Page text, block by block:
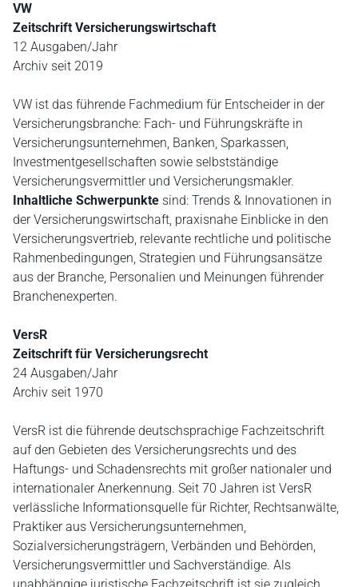
VW
Zeitschrift Versicherungswirtschaft
12 Ausgaben/Jahr
Archiv seit 2019
VW ist das führende Fachmedium für Entscheider in der
Versicherungsbranche: Fach- und Führungskräfte in
Versicherungsunternehmen, Banken, Sparkassen,
Investmentgesellschaften sowie selbstständige
Versicherungsvermittler und Versicherungsmakler.
Inhaltliche Schwerpunkte sind: Trends & Innovationen in
der Versicherungswirtschaft, praxisnahe Einblicke in den
Versicherungsvertrieb, relevante rechtliche und politische
Rahmenbedingungen, Strategien und Führungsansätze
aus der Branche, Personalien und Meinungen führender
Branchenexperten.
VersR
Zeitschrift für Versicherungsrecht
24 Ausgaben/Jahr
Archiv seit 1970
VersR ist die führende deutschsprachige Fachzeitschrift
auf den Gebieten des Versicherungsrechts und des
Haftungs- und Schadensrechts mit großer nationaler und
internationaler Anerkennung. Seit 70 Jahren ist VersR
verlässliche Informationsquelle für Richter, Rechtsanwälte,
Praktiker aus Versicherungsunternehmen,
Sozialversicherungsträgern, Verbänden und Behörden,
Versicherungsvermittler und Sachverständige. Als